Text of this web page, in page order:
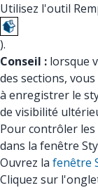
Utilisez l'outil
).
Conseil : lorsque
des sections,
à enregistrer le
de visibilité
Pour contrôler
dans la fenêtre
Ouvrez la fenêtre
Cliquez sur